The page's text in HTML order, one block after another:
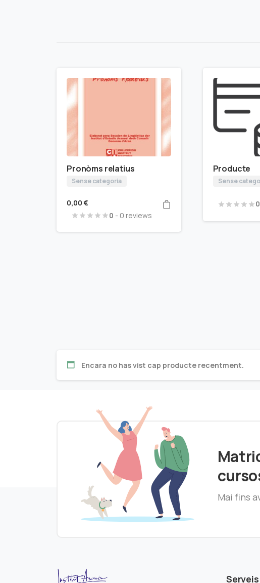
Pronòms relatius
Sense categoria
0,00 €
0 - 0 reviews
Producte
Sense
0
Encara no has vist cap producte recentment.
Mai fins
Serveis